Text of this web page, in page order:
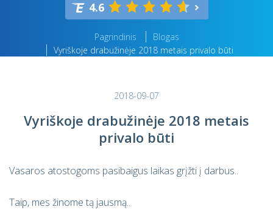
4.6
Pagrindinis
Blogas
Vyriškoje drabužinėje 2018 metais privalo būti
2018-09-07
Vyriškoje drabužinėje 2018 metais
privalo būti
Vasaros atostogoms pasibaigus laikas grįžti į darbus..
Taip, mes žinome tą jausmą..